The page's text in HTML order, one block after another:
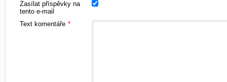
Zasílat příspěvky na
tento e-mail
Text komentáře *